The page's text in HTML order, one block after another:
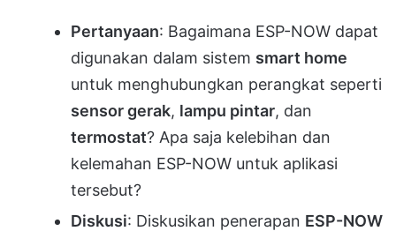
Pertanyaan: Bagaimana ESP-NOW dapat
digunakan dalam sistem smart home
untuk menghubungkan perangkat seperti
sensor gerak, lampu pintar, dan
termostat? Apa saja kelebihan dan
kelemahan ESP-NOW untuk aplikasi
tersebut?
Diskusi: Diskusikan penerapan ESP-NOW